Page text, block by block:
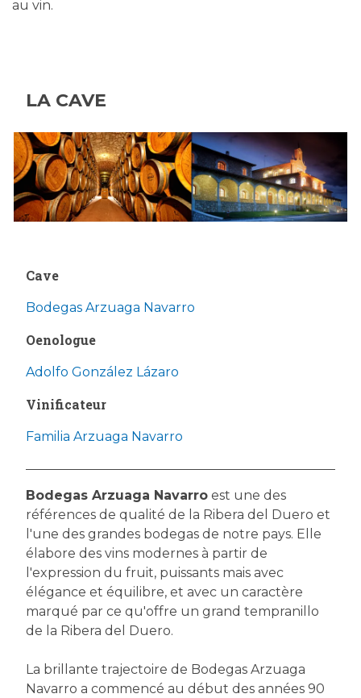
au vin.
LA CAVE
Cave
Bodegas Arzuaga Navarro
Oenologue
Adolfo González Lázaro
Vinificateur
Familia Arzuaga Navarro
Bodegas Arzuaga Navarro est une des
références de qualité de la Ribera del Duero et
l'une des grandes bodegas de notre pays. Elle
élabore des vins modernes à partir de
l'expression du fruit, puissants mais avec
élégance et équilibre, et avec un caractère
marqué par ce qu'offre un grand tempranillo
de la Ribera del Duero.
La brillante trajectoire de Bodegas Arzuaga
Navarro a commencé au début des années 90